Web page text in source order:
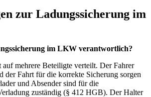
zur Ladungssicherung im
im LKW verantwortlich?
mehrere Beteiligte verteilt. Der Fahrer
der Fahrt für die korrekte Sicherung sorgen
und Absender sind für die
zuständig (§ 412 HGB). Der Halter